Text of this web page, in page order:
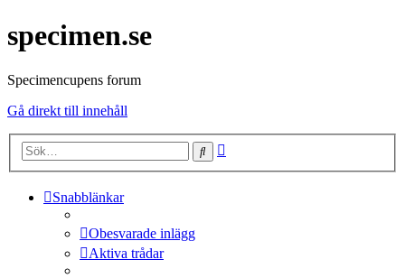
specimen.se
Specimencupens forum
Gå direkt till innehåll
Sök
Snabblänkar
Obesvarade inlägg
Aktiva trådar